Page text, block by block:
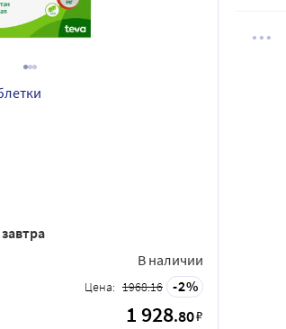
завтра
В наличии
Цена: 1968.16 2
1 928.80₽